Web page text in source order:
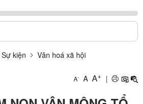
kiện Văn hoá xã hội
A- A A+ |